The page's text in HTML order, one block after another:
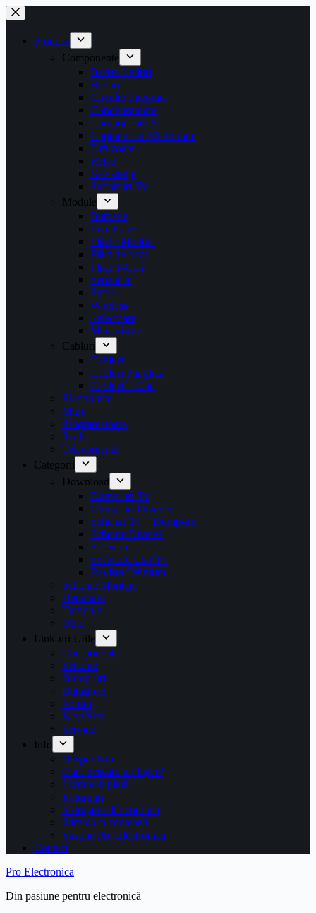
Sari
la
conținutProduse
Componente
Barete Leduri
Becuri
Circuite Integrate
Condensatoare
Componente Pc
Cuptoare cu Microunde
Difuzoare
Relee
Rezistențe
Suporturi Tv
Module
Butoane
Invertoare
Plăci / Module
Plăci de bază
Plăci T-Con
Senzor Ir
Surse
Wireless
Selectoare
Mecanisme
Cabluri
Cabluri
Cabluri Panglică
Cabluri T-Con
Electronice
Mufe
Programatoare
Scule
Telecomenzi
Categorii
Download
Dump-uri Tv
Dump-uri Diverse
Scheme Tv + Dump-uri
Scheme Diverse
Software
Software Usb Tv
Revista Tehnium
Scheme Montaje
Depanare
Tutoriale
Utile
Link-uri Utile
Componente
Scheme
Dump-uri
Datasheet
Forum
Blog/Site
Service
Info
Despre Noi
Cum descarc un fişier?
Livrare și plată
Returnări
Retragere din contract
Părerea ta contează
Susține Pro Electronica
Contact
Pro Electronica
Din pasiune pentru electronică